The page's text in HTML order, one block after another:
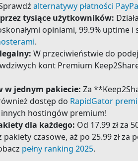
alternatywy płatności
tysiące użytkowników:
opiniami, 99.9% uptime
.
W przeciwieństwie do
kont Premium
w jednym pakiecie: Za
dostęp do RapidGator
innych hostingów premium!
dla każdego: Od 17.99 zł za
czasowe, aż po 25.99 zł za
pełny ranking 2025.